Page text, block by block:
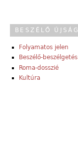
BESZÉLŐ ÚJSÁG
Folyamatos jelen
Beszélő-beszélgetés
Roma-dosszié
Kultúra